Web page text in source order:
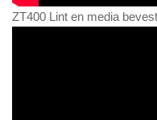
ZT400 Lint en media